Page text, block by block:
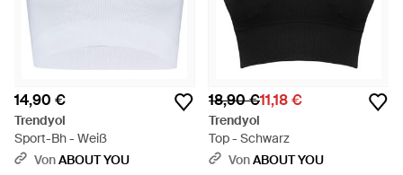
14,90 €
Trendyol
Sport-Bh - Weiß
VonABOUT YOU
18,90 €11,18 €
Trendyol
Top - Schwarz
VonABOUT YOU